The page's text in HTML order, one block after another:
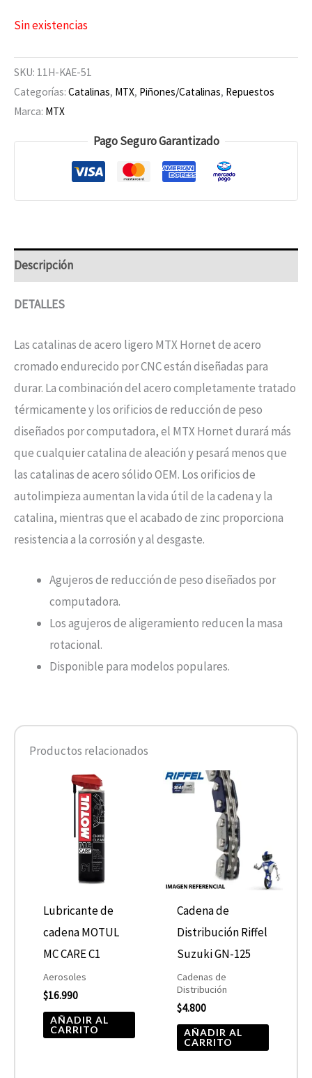
Sin existencias
SKU: 11H-KAE-51
Categorías: Catalinas, MTX, Piñones/Catalinas, Repuestos
Marca: MTX
Pago Seguro Garantizado
Descripción
DETALLES
Las catalinas de acero ligero MTX Hornet de acero
cromado endurecido por CNC están diseñadas para
durar. La combinación del acero completamente tratado
térmicamente y los orificios de reducción de peso
diseñados por computadora, el MTX Hornet durará más
que cualquier catalina de aleación y pesará menos que
las catalinas de acero sólido OEM. Los orificios de
autolimpieza aumentan la vida útil de la cadena y la
catalina, mientras que el acabado de zinc proporciona
resistencia a la corrosión y al desgaste.
Agujeros de reducción de peso diseñados por
computadora.
Los agujeros de aligeramiento reducen la masa
rotacional.
Disponible para modelos populares.
Productos relacionados
Lubricante de
cadena MOTUL
MC CARE C1
Aerosoles
$16.990
AÑADIR AL
CARRITO
Cadena de
Distribución Riffel
Suzuki GN-125
Cadenas de
Distribución
$4.800
AÑADIR AL
CARRITO